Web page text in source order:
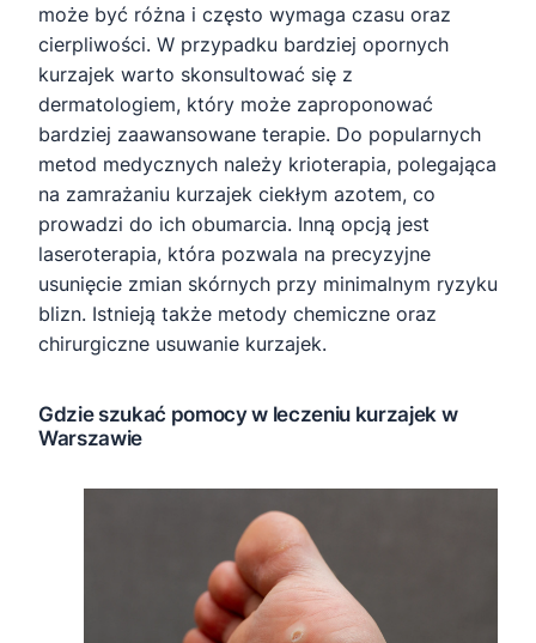
może być różna i często wymaga czasu oraz
cierpliwości. W przypadku bardziej opornych
kurzajek warto skonsultować się z
dermatologiem, który może zaproponować
bardziej zaawansowane terapie. Do popularnych
metod medycznych należy krioterapia, polegająca
na zamrażaniu kurzajek ciekłym azotem, co
prowadzi do ich obumarcia. Inną opcją jest
laseroterapia, która pozwala na precyzyjne
usunięcie zmian skórnych przy minimalnym ryzyku
blizn. Istnieją także metody chemiczne oraz
chirurgiczne usuwanie kurzajek.
Gdzie szukać pomocy w leczeniu kurzajek w
Warszawie